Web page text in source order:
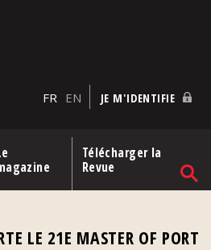
FR EN JE M'IDENTIFIE
Télécharger la
Revue
LE 21E MASTER OF PORT